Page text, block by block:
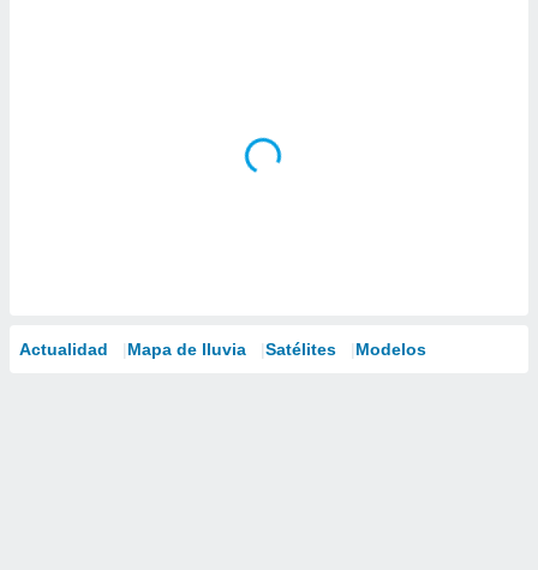
Actualidad Mapa de lluvia Satélites Modelos